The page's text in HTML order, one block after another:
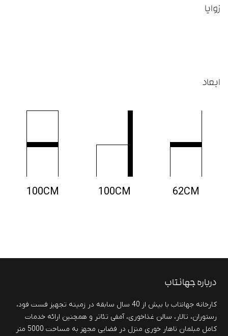
زوایا
ابعاد
62CM
100CM
100CM
درباره جهانتاب
کارخانه جهانتاب با بیش از 40 سال سابقه در زمینه تجهیز فست فود،
رستوران، تالار، سالن غذاخوری، آمفی تئاتر و همچنین ارائه خدمات
کامل مبلمان ناهار خوری منزل در فضایی مجهز به مساحت 5000 متر